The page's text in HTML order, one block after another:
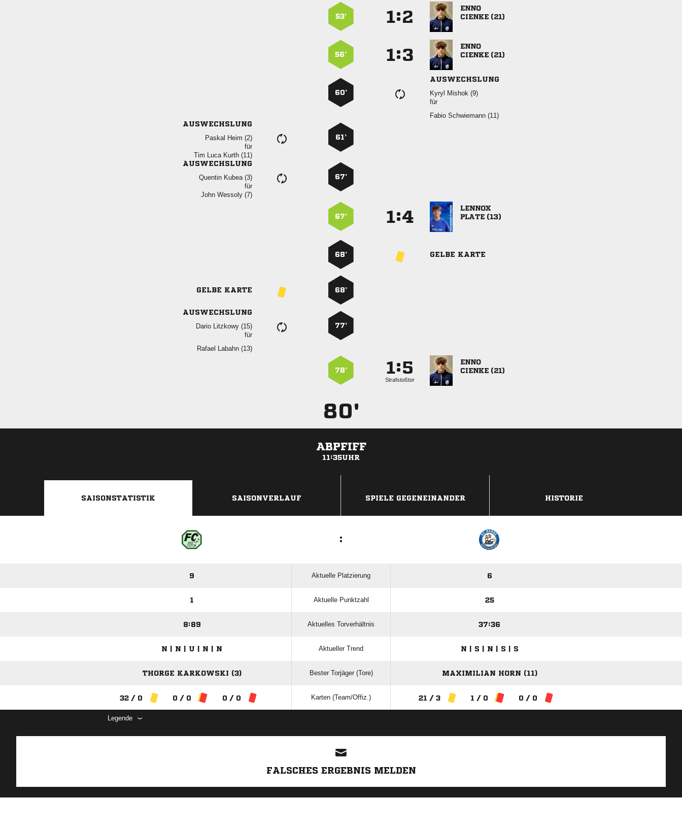
53’ :

 
56’ :

 
60’
AUSWECHSLUNG
  
für
  
AUSWECHSLUNG
  
für
   
61’
AUSWECHSLUNG
  
für
  
67’
67’ :

 
68’ GELBE KARTE
GELBE KARTE 68’
AUSWECHSLUNG
  
für
  
77’
78’ :
Strafstoßtor

 
80'
ABPFIFF
11:35UHR
SAISONSTATISTIK SAISONVERLAUF SPIELE GEGENEINANDER HISTORIE
:
9 Aktuelle Platzierung 6
1 Aktuelle Punktzahl 25
8:89 Aktuelles Torverhältnis 37:36
N | N | U | N | N Aktueller Trend N | S | N | S | S
THORGE KARKOWSKI (3) Bester Torjäger (Tore) MAXIMILIAN HORN (11)
32 / 0 0 / 0 0 / 0 Karten (Team/Offiz.) 21 / 3 1 / 0 0 / 0
Legende
FALSCHES ERGEBNIS MELDEN